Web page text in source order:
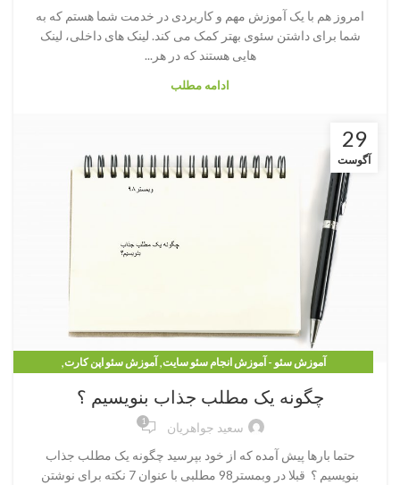
امروز هم با یک آموزش مهم و کاربردی در خدمت شما هستم که به
شما برای داشتن سئوی بهتر کمک می کند. لینک های داخلی، لینک
هایی هستند که در هر...
ادامه مطلب
29
آگوست
آموزش سئو - آموزش انجام سئو سایت,آموزش سئو اپن کارت,
تکنیک های سئو
چگونه یک مطلب جذاب بنویسیم ؟
سعید جواهریان 1
حتما بارها پیش آمده که از خود بپرسید چگونه یک مطلب جذاب
بنویسیم ؟ قبلا در وبمستر98 مطلبی با عنوان 7 نکته برای نوشتن